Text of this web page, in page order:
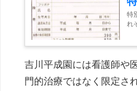
特
れ
吉川平成園には看護師や
門的治療ではなく限定さ